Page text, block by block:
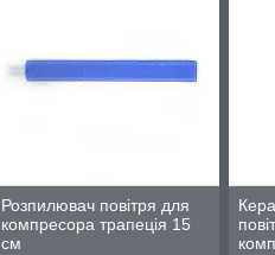
Розпилювач повітря для
компресора трапеція 15
см